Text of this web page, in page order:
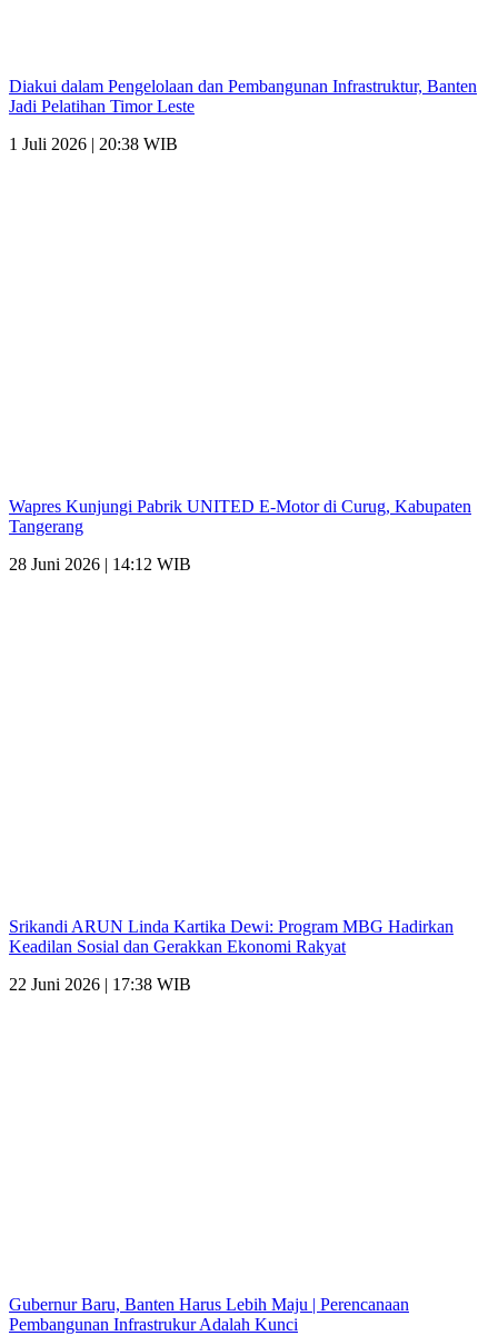
Diakui dalam Pengelolaan dan Pembangunan Infrastruktur, Banten
Jadi Pelatihan Timor Leste
1 Juli 2026 | 20:38 WIB
Wapres Kunjungi Pabrik UNITED E-Motor di Curug, Kabupaten
Tangerang
28 Juni 2026 | 14:12 WIB
Srikandi ARUN Linda Kartika Dewi: Program MBG Hadirkan
Keadilan Sosial dan Gerakkan Ekonomi Rakyat
22 Juni 2026 | 17:38 WIB
Gubernur Baru, Banten Harus Lebih Maju | Perencanaan
Pembangunan Infrastrukur Adalah Kunci